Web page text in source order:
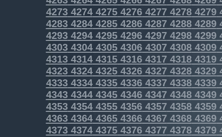
4273427442754276427742784279
4283428442854286428742884289
4293429442954296429742984299
4303430443054306430743084309
43134314431543164317 43184319
43234324432543264327 43284329
43334334433543364337 43384339
4343434443454346434743484349
4353435443554356435743584359
43634364436543664367 43684369
43734374437543764377 43784379